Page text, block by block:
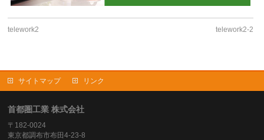
telework2 telework2-2
サイトマップ リンク
首都圏工業 株式会社
〒182-0024
東京都調布市布田4-23-8